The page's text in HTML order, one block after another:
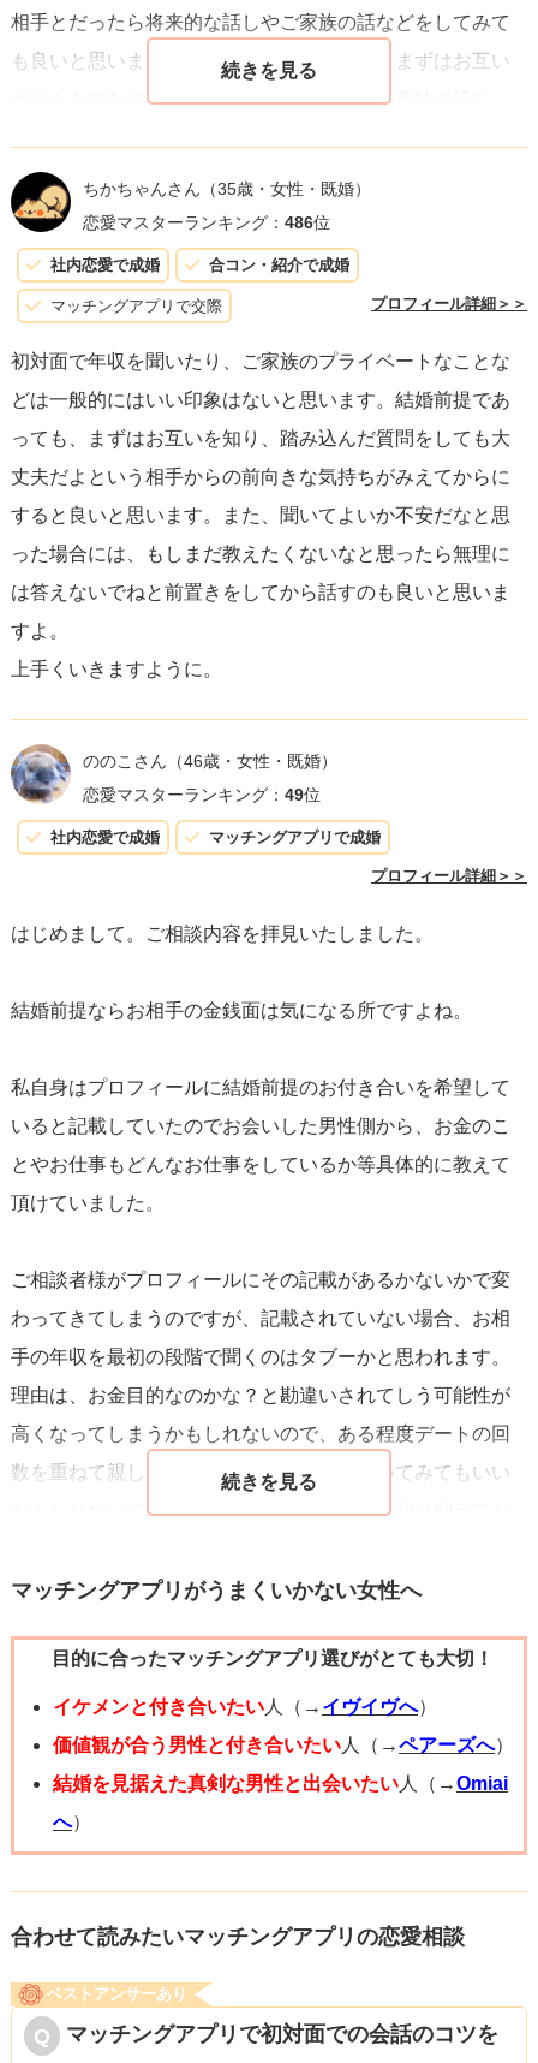
相手とだったら将来的な話しやご家族の話などをしてみて
も良いと思いますが、初対面の方などとは、まずはお互い
がどんな方なのかを知るために、仕事の話や趣味の話な
はないかなとわたしは感じています。
ちかちゃんさん （35歳・女性・既婚）
恋愛マスターランキング： 486位
社内恋愛で成婚 合コン・紹介で成婚
マッチングアプリで交際 プロフィール詳細＞＞
初対面で年収を聞いたり、ご家族のプライベートなことな
どは一般的にはいい印象はないと思います。結婚前提であ
っても、まずはお互いを知り、踏み込んだ質問をしても大
丈夫だよという相手からの前向きな気持ちがみえてからに
すると良いと思います。また、聞いてよいか不安だなと思
った場合には、もしまだ教えたくないなと思ったら無理に
は答えないでねと前置きをしてから話すのも良いと思いま
すよ。
上手くいきますように。
ののこさん （46歳・女性・既婚）
恋愛マスターランキング： 49位
社内恋愛で成婚 マッチングアプリで成婚
プロフィール詳細＞＞
はじめまして。ご相談内容を拝見いたしました。
結婚前提ならお相手の金銭面は気になる所ですよね。
私自身はプロフィールに結婚前提のお付き合いを希望して
いると記載していたのでお会いした男性側から、お金のこ
とやお仕事もどんなお仕事をしているか等具体的に教えて
頂けていました。
ご相談者様がプロフィールにその記載があるかないかで変
わってきてしまうのですが、記載されていない場合、お相
手の年収を最初の段階で聞くのはタブーかと思われます。
理由は、お金目的なのかな？と勘違いされてしう可能性が
高くなってしまうかもしれないので、ある程度デートの回
数を重ねて親しくなった頃に会話の中で聞いてみてもいい
かもしれないです。聞きたくなる気持ちを最初は抑えてお
のですけど、いきなり聞くのは少し控えた方がいいかなと
思います。
お仕事の話はプライベートであまりしたくない方もいらっ
しゃると思うので。ただお相手の方からお話をされた場合
は差し支えないと思います。
過去の恋愛遍歴も最初の段階でグイグイ質問するのもどう
かな、と思います。色んな人生経験があると触れたくない
事もあおりかもしれないので親しくなってからの方がいい
男性側に質問した内容はご自身も答えられるようにしてお
マッチングアプリがうまくいかない女性へ
目的に合ったマッチングアプリ選びがとても大切！
イケメンと付き合いたい人（→ イヴイヴへ）
価値観が合う男性と付き合いたい人（→ペアーズへ）
結婚を見据えた真剣な男性と出会いたい人（→Omiai
へ）
合わせて読みたいマッチングアプリの恋愛相談
ベストアンサーあり
マッチングアプリで初対面での会話のコツを